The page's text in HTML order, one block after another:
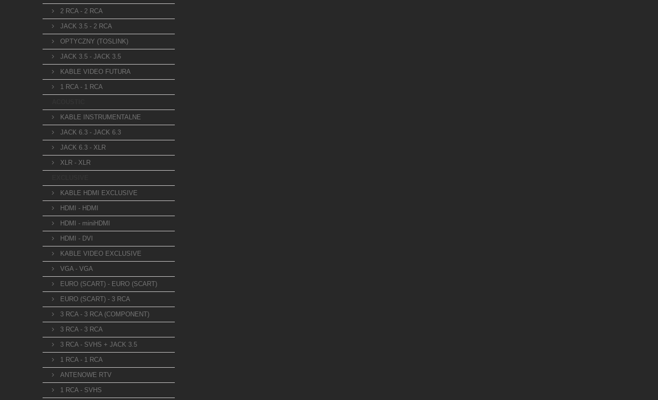
2 RCA - 2 RCA
JACK 3.5 - 2 RCA
OPTYCZNY (TOSLINK)
JACK 3.5 - JACK 3.5
KABLE VIDEO FUTURA
1 RCA - 1 RCA
KABLE INSTRUMENTALNE
JACK 6.3 - JACK 6.3
JACK 6.3 - XLR
XLR - XLR
KABLE HDMI EXCLUSIVE
HDMI - HDMI
HDMI - miniHDMI
HDMI - DVI
KABLE VIDEO EXCLUSIVE
VGA - VGA
EURO (SCART) - EURO (SCART)
EURO (SCART) - 3 RCA
3 RCA - 3 RCA (COMPONENT)
3 RCA - 3 RCA
3 RCA - SVHS + JACK 3.5
1 RCA - 1 RCA
ANTENOWE RTV
1 RCA - SVHS